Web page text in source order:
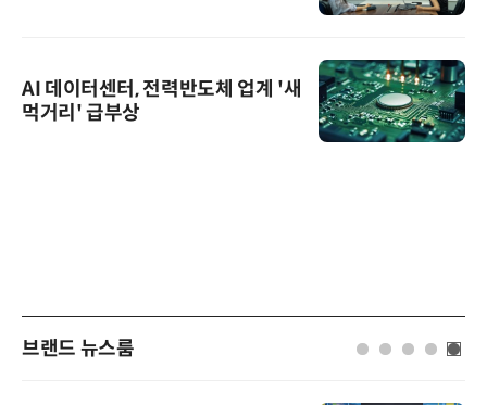
AI 데이터센터, 전력반도체 업계 '새
먹거리' 급부상
브랜드 뉴스룸